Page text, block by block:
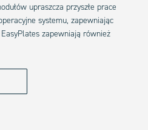
upraszcza przyszłe prace
systemu, zapewniając
zapewniają również